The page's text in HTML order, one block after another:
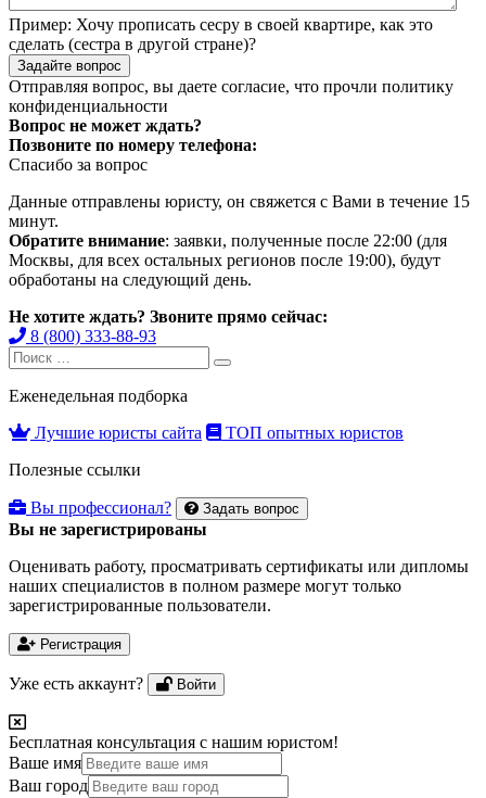
Пример: Хочу прописать сесру в своей квартире, как это
сделать (сестра в другой стране)?
Задайте вопрос
Отправляя вопрос, вы даете согласие, что прочли политику
конфиденциальности
Вопрос не может ждать?
Позвоните по номеру телефона:
Спасибо за вопрос
Данные отправлены юристу, он свяжется с Вами в течение 15
минут.
Обратите внимание: заявки, полученные после 22:00 (для
Москвы, для всех остальных регионов после 19:00), будут
обработаны на следующий день.
Не хотите ждать? Звоните прямо сейчас:
8 (800) 333-88-93
Search
for:
Search
Еженедельная подборка
Лучшие юристы сайта
ТОП опытных юристов
Полезные ссылки
Вы профессионал? Задать вопрос
Вы не зарегистрированы
Оценивать работу, просматривать сертификаты или дипломы
наших специалистов в полном размере могут только
зарегистрированные пользователи.
Регистрация
Уже есть аккаунт? Войти
Бесплатная консультация с нашим юристом!
Ваше имя
Ваш город